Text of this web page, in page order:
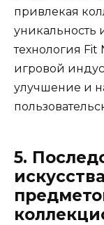
привлекая
уникальность
технология Fit
игровой
улучшение и
5.